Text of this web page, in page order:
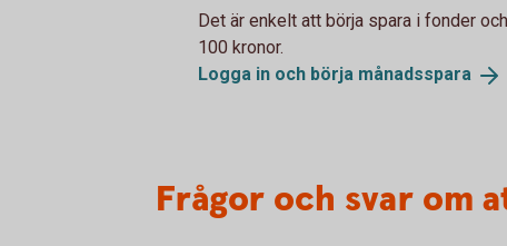
Det är enkelt att börja spara i fonder
100 kronor.
Logga in och börja månadsspara
Frågor och svar om